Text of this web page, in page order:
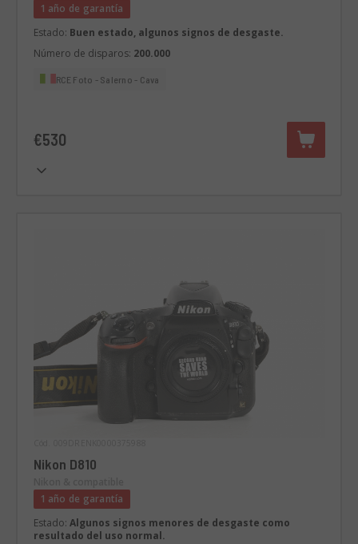
1 año de garantía
Estado: Buen estado, algunos signos de desgaste.
Número de disparos: 200.000
RCE Foto - Salerno - Cava
€530
Nikon D810
1 año de garantía
Estado: Algunos signos menores de desgaste como
resultado del uso normal.